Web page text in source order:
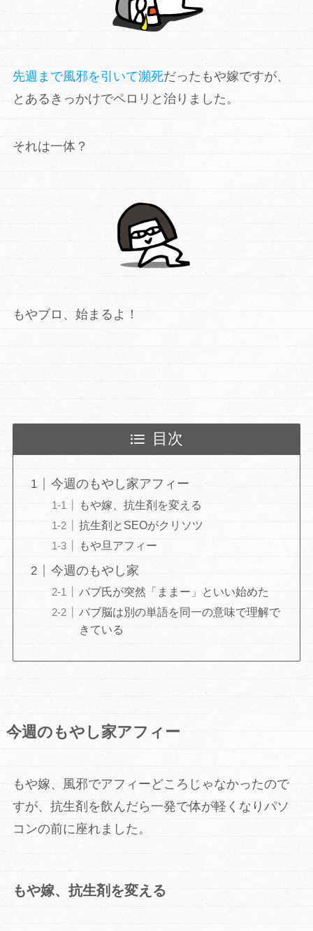
先週まで風邪を引いて瀕死だったもや嫁ですが、
とあるきっかけでペロリと治りました。
それは一体？
もやブロ、始まるよ！
目次
今週のもやし家アフィー
もや嫁、抗生剤を変える
抗生剤とSEOがクリソツ
もや旦アフィー
今週のもやし家
バブ氏が突然「ままー」といい始めた
バブ脳は別の単語を同一の意味で理解で
きている
今週のもやし家アフィー
もや嫁、風邪でアフィーどころじゃなかったので
すが、抗生剤を飲んだら一発で体が軽くなりパソ
コンの前に座れました。
もや嫁、抗生剤を変える